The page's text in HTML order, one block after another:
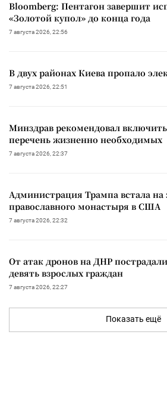
Bloomberg: Пентагон завершит
«Золотой купол» до конца года
7 августа 2026, 22:56
В двух районах Киева пропало
7 августа 2026, 22:51
Минздрав рекомендовал
перечень жизненно необходимых
7 августа 2026, 22:37
Администрация Трампа встала на
православного монастыря в США
7 августа 2026, 22:32
От атак дронов на ДНР
девять взрослых граждан
7 августа 2026, 22:27
Показать ещё